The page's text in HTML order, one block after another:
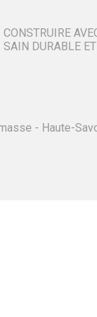
CONSTRUIRE
SAIN DURABLE
- Haute-